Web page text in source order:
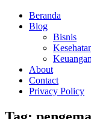
Beranda
Blog
Bisnis
Keuangan
About
Contact
Privacy Policy